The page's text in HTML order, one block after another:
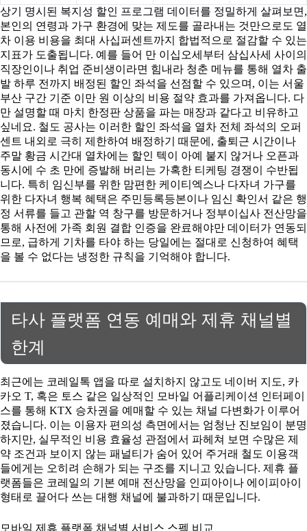
상기 명시된 복지성 할인 프로그램 데이터를 정밀하게 살펴보면,
본인의 연령과 가구 환경에 맞는 제도를 골라내는 것만으로도 열
차 이용 비용을 최대 사십퍼센트까지 합법적으로 절감할 수 있는
지표가 도출됩니다. 예를 들어 만 이십오세부터 삼십사세 사이의
직장인이나 취업 준비생이라면 힘내라 청춘 메뉴를 통해 열차 출
발 하루 전까지 배정된 할인 좌석을 선점할 수 있으며, 이는 서울
부산 구간 기준 이만 원 이상의 비용 절약 효과를 가져옵니다. 다
만 설명할 때 마치 한정판 상품을 파는 매장과 같다고 비유하고
싶네요. 철도 공사는 이러한 할인 좌석을 열차 전체 좌석의 오퍼
센트 내외로 극히 제한하여 배정하기 때문에, 출퇴근 시간이나
주말 황금 시간대 열차에는 할인 텍이 아예 붙지 않거나 오픈과
동시에 수 초 만에 증발해 버리는 가혹한 티케팅 경쟁이 수반됩
니다. 특히 임신부를 위한 맘편한 케이티엑스나 다자녀 가구를
위한 다자녀 행복 혜택은 주민등록등본이나 임신 확인서 같은 행
정 서류를 들고 관할 역 창구를 방문하거나 정부이십사 전산망을
통해 사전에 가족 회원 결합 인증을 완료해야만 데이터가 연동되
므로, 급하게 기차를 타야 하는 당일에는 절대로 신청하여 혜택
을 볼 수 없다는 냉정한 규칙을 기억해야 합니다.
타사 플랫폼 연동 예매와 제휴 채널별
한계
최근에는 코레일톡 앱을 따로 설치하지 않고도 네이버 지도, 카
카오 T, 혹은 토스 같은 일상적인 모바일 어플리케이션 인터페이
스를 통해 KTX 승차권을 예매할 수 있는 채널 다변화가 이루어
졌습니다. 이는 이용자 편의성 측면에서는 엄청난 진보임이 분명
하지만, 실무적인 비용 효율성 관점에서 파헤쳐 보면 수많은 제
약 조건과 보이지 않는 패널티가 숨어 있어 주거래 철도 이용객
들에게는 오히려 손해가 되는 구조를 지니고 있습니다. 제휴 플
랫폼들은 코레일의 기본 예매 전산망을 인피아이나 에이피아이
형태로 끌어다 쓰는 대행 채널에 불과하기 때문입니다.
모바일 제휴 플랫폼 채널별 서비스 스펙 비교